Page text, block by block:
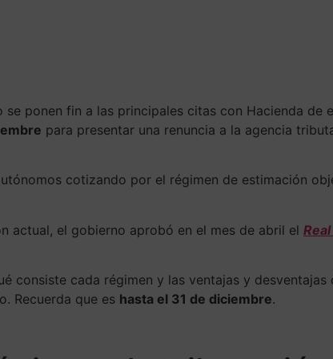
ponen fin a las principales citas con Hacienda de
para presentar una renuncia a la agencia
cotizando por el régimen de estimación
actual, el gobierno aprobó en el mes de abril el
consiste cada régimen y las ventajas y
Recuerda que es hasta el 31 de diciembre.